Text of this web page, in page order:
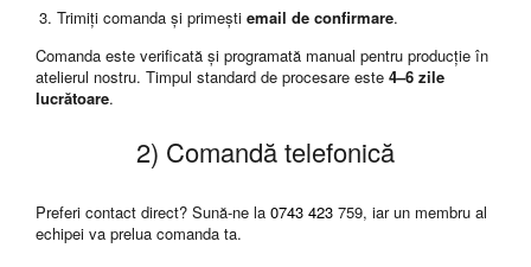
JoJo's Bizarre Adventure
Jujutsu Kaisen
Kaiju No 8
MyHeroAcademia
Pokemon
Trimiți comanda și primești email de confirmare.
Comanda este verificată și programată manual pentru producție în
atelierul nostru. Timpul standard de procesare este 4–6 zile
lucrătoare.
2) Comandă telefonică
Preferi contact direct? Sună-ne la 0743 423 759, iar un membru al
echipei va prelua comanda ta.